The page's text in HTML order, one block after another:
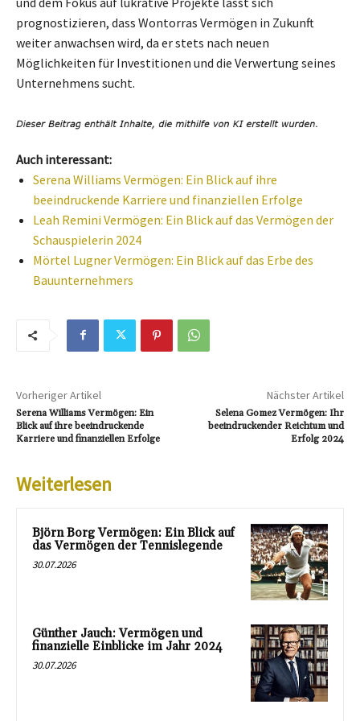
prognostizieren, dass Wontorras Vermögen in Zukunft
weiter anwachsen wird, da er stets nach neuen
Möglichkeiten für Investitionen und die Verwertung seines
Unternehmens sucht.
Auch interessant:
Serena Williams Vermögen: Ein Blick auf ihre
beeindruckende Karriere und finanziellen Erfolge
Leah Remini Vermögen: Ein Blick auf das Vermögen der
Schauspielerin 2024
Mörtel Lugner Vermögen: Ein Blick auf das Erbe des
Bauunternehmers
Vorheriger Artikel
Serena Williams Vermögen: Ein
Blick auf ihre beeindruckende
Karriere und finanziellen Erfolge
Nächster Artikel
Selena Gomez Vermögen: Ihr
beeindruckender Reichtum und
Erfolg 2024
Weiterlesen
Björn Borg Vermögen: Ein Blick auf
das Vermögen der Tennislegende
30.07.2026
Günther Jauch: Vermögen und
finanzielle Einblicke im Jahr 2024
30.07.2026